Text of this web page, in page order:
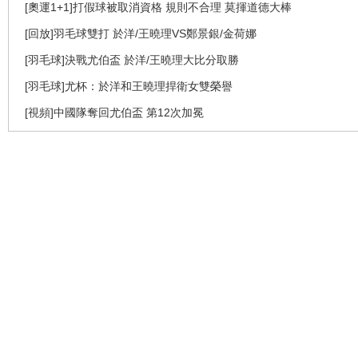
[奧運1+1]打假球被取消資格 規則不合理 莫揮道德大棒
[回放]羽毛球雙打 於洋/王曉理VS鄭景銀/金荷娜
[羽毛球]決戰尤伯盃 於洋/王曉理大比分取勝
[羽毛球]尤杯：於洋和王曉理捍衛女雙榮譽
[視頻]中國隊奪回尤伯盃 第12次加冕